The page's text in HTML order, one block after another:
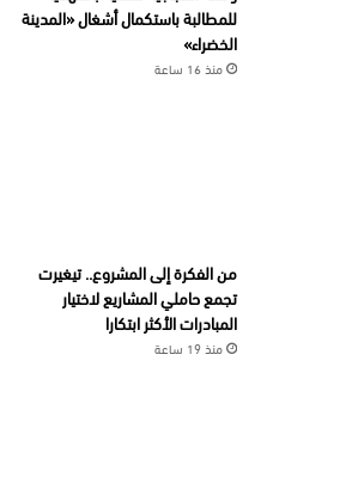
للمطالبة باستكمال أشغال «المدينة
الخضراء»
منذ 16 ساعة
من الفكرة إلى المشروع.. تيغيرت
تجمع حاملي المشاريع لاختيار
المبادرات الأكثر ابتكارا
منذ 19 ساعة